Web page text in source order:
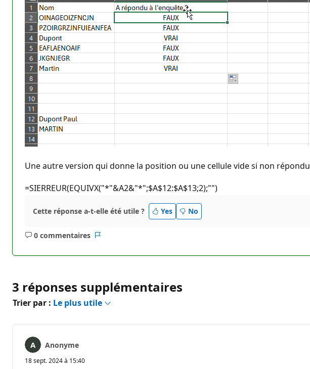
t
i
o
n
Une autre version qui donne la position ou une cellule vide si non répondu
=SIERREUR(EQUIVX("*"&A2&"*";$A$12:$A$13;2);"")
Cette réponse a-t-elle été utile ? Yes No
0 commentaires
Aucun
3 réponses supplémentaires
Trier par : Le plus utile
Anonyme
18 sept. 2024 à 15:40